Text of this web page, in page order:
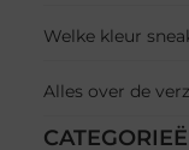
Welke kleur
Alles over de